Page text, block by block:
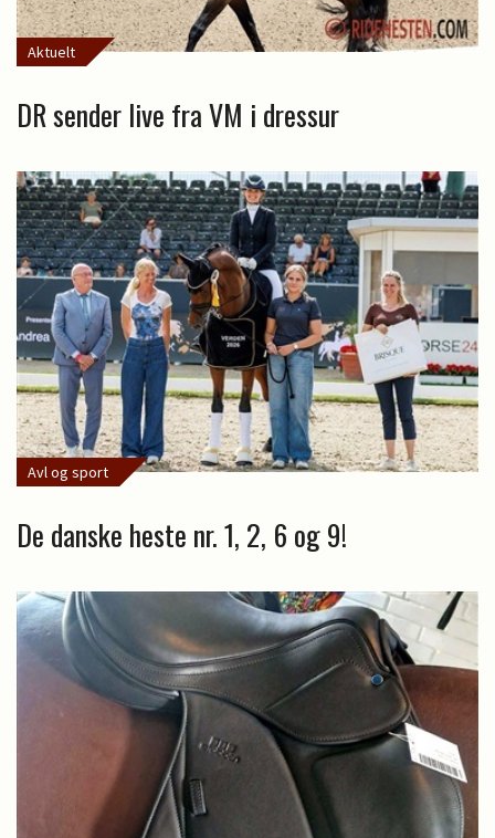
Aktuelt
DR sender live fra VM i dressur
Avl og sport
De danske heste nr. 1, 2, 6 og 9!